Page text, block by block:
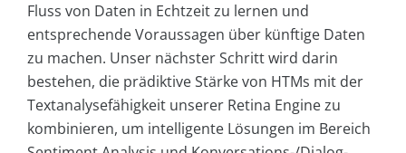
Fluss von Daten in Echtzeit zu lernen und
entsprechende Voraussagen über künftige Daten
zu machen. Unser nächster Schritt wird darin
bestehen, die prädiktive Stärke von HTMs mit der
Textanalysefähigkeit unserer Retina Engine zu
kombinieren, um intelligente Lösungen im Bereich